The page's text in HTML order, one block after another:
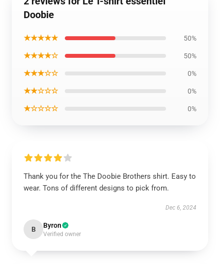
Doobie
★★★★★ 50%
★★★★☆ 50%
★★★☆☆ 0%
★★☆☆☆ 0%
★☆☆☆☆ 0%
Thank you for the The Doobie Brothers shirt. Easy to
wear. Tons of different designs to pick from.
Dec 6, 2024
B Byron
Verified owner